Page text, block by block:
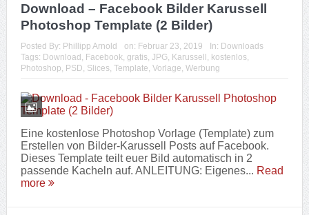
Download – Facebook Bilder Karussell
Photoshop Template (2 Bilder)
Posted By: Phillipp Arnold on: Februar 23, 2019 In: Downloads
Tags: Download Facebook, gratis, JPG, Karussell kostenlos,
Photoshop PSD Slices, Template Vorlage Werbung
Eine kostenlose Photoshop Vorlage (Template) zum
Erstellen von Bilder-Karussell Posts auf Facebook.
Dieses Template teilt euer Bild automatisch in 2
passende Kacheln auf. ANLEITUNG: Eigenes... Read
more